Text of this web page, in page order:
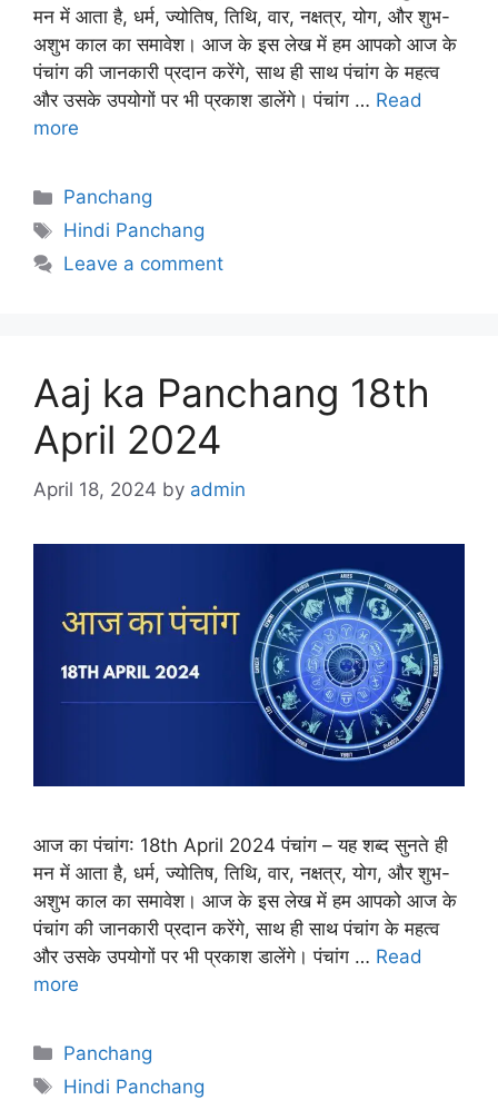
मन में आता है, धर्म, ज्योतिष, तिथि, वार, नक्षत्र, योग, और शुभ-
अशुभ काल का समावेश। आज के इस लेख में हम आपको आज के
पंचांग की जानकारी प्रदान करेंगे, साथ ही साथ पंचांग के महत्व
और उसके उपयोगों पर भी प्रकाश डालेंगे। पंचांग … Read
more
Categories
Panchang
Tags
Hindi Panchang
Leave a comment
Aaj ka Panchang 18th
April 2024
April 18, 2024 by admin
आज का पंचांग: 18th April 2024 पंचांग – यह शब्द सुनते ही
मन में आता है, धर्म, ज्योतिष, तिथि, वार, नक्षत्र, योग, और शुभ-
अशुभ काल का समावेश। आज के इस लेख में हम आपको आज के
पंचांग की जानकारी प्रदान करेंगे, साथ ही साथ पंचांग के महत्व
और उसके उपयोगों पर भी प्रकाश डालेंगे। पंचांग … Read
more
Categories
Panchang
Tags
Hindi Panchang